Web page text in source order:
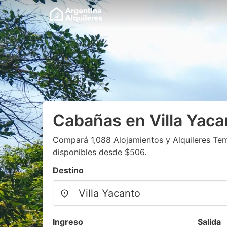
Cabañas en Villa
Compará 1,088 Alojamientos y Alquileres
disponibles desde $506.
Destino
Ingreso Salida